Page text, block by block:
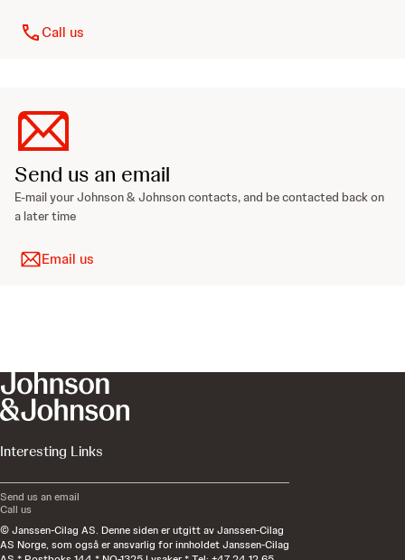
Call us
Send us an email
E-mail your Johnson & Johnson contacts, and be contacted back on
a later time
Email us
Interesting Links
Send us an email
Call us
© Janssen-Cilag AS. Denne siden er utgitt av Janssen-Cilag
AS Norge, som også er ansvarlig for innholdet Janssen-Cilag